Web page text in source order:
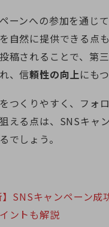
ーンへの参加を通じ
自然に提供できる点も
稿されることで、第
、信頼性の向上にも
つくりやすく、フォ
える点は、SNSキャ
でしょう。
】SNSキャンペーン成
ントも解説